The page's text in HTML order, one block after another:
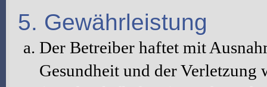
5. Gewährleistung
Der Betreiber haftet mit
Gesundheit und der